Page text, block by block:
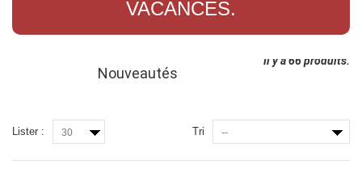
VACANCES.
Nouveautés
Il y a 66 produits.
Tri --
Lister : 30